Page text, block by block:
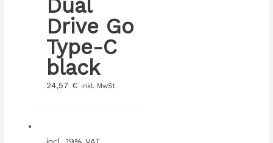
Dual
Drive Go
Type-C
black
24,57 € inkl. MwSt.